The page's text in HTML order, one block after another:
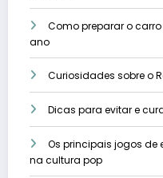
Como preparar o
ano
Curiosidades sobre o
Dicas para evitar e
Os principais jogos de
na cultura pop